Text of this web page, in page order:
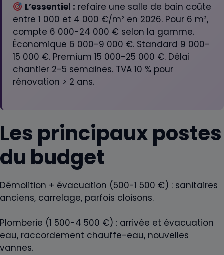
L’essentiel : refaire une salle de bain coûte
entre 1 000 et 4 000 €/m² en 2026. Pour 6 m²,
compte 6 000-24 000 € selon la gamme.
Économique 6 000-9 000 €. Standard 9 000-
15 000 €. Premium 15 000-25 000 €. Délai
chantier 2-5 semaines. TVA 10 % pour
rénovation > 2 ans.
Les principaux postes
du budget
Démolition + évacuation (500-1 500 €) : sanitaires
anciens, carrelage, parfois cloisons.
Plomberie (1 500-4 500 €) : arrivée et évacuation
eau, raccordement chauffe-eau, nouvelles
vannes.